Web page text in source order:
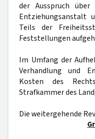
der Ausspruch
Entziehungsanstalt
Teils der
Feststellungen
Im Umfang der
Verhandlung und
Kosten des
Strafkammer des
Die weitergehende